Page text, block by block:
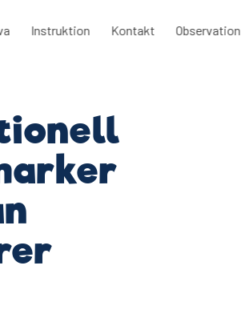
Instruktion Kontakt Observation